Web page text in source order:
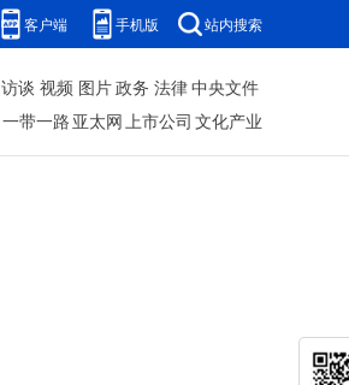
客户端 手机版 站内搜索
访谈 视频 图片政务 法律中央文件
一带一路 亚太网上市公司 文化产业